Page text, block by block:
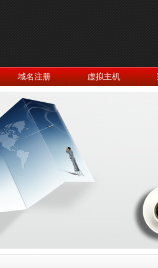
域名注册 虚拟主机